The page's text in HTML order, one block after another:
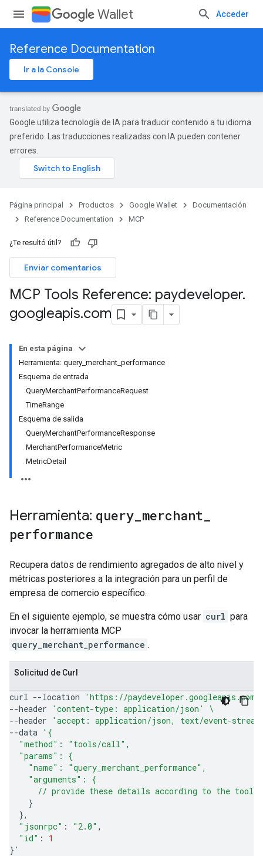
Wallet Acceder
Reference Documentation
Ir a la Console
Google utiliza tecnología de IA para traducir contenido a tu idioma
preferido. Las traducciones realizadas con IA pueden contener
errores.
Página principal Productos Google Wallet
Documentación
Reference Documentation
MCP
¿Te resultó útil?
Enviar comentarios
MCP Tools Reference: paydeveloper.
googleapis.com
En esta página
Herramienta: query_merchant_performance
Esquema de entrada
QueryMerchantPerformanceRequest
TimeRange
Esquema de salida
QueryMerchantPerformanceResponse
MerchantPerformanceMetric
MetricDetail
Herramienta: query merchant
performance
Recupera datos de rendimiento agregados de alto nivel y
métricas posteriores a la integración para un perfil de
empresa de comercio específico.
En el siguiente ejemplo, se muestra cómo usar curl para
invocar la herramienta MCP
query_merchant_performance .
Solicitud de Curl
curl --location
'https://paydeveloper.googleapis.com/
--header
'content-type: application/json'
\
--header
'accept: application/json, text/event-
--data '{
  "method": "tools/call",
  "params": {
    "name": "query_merchant_performance",
    "arguments": {
      // provide these details according to the tool'
}
}
"jsonrpc" : "2.0"
"id" :
1
} '